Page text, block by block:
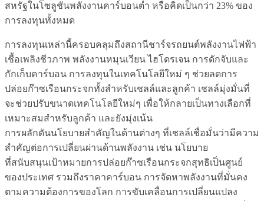
สหรัฐในโซลูชันพลังงานคาร์บอนต่ำ หรือคิดเป็นกว่า 23% ของ
การลงทุนทั้งหมด
การลงทุนเหล่านี้ครอบคลุมถึงสถานีชาร์จรถยนต์พลังงานไฟฟ้า
เชื้อเพลิงชีวภาพ พลังงานหมุนเวียน ไฮโดรเจน การดักจับและ
กักเก็บคาร์บอน การลงทุนในเทคโนโลยีใหม่ ๆ ช่วยลดการ
ปล่อยก๊าซเรือนกระจกทั้งสำหรับเชลล์และลูกค้า เชลล์มุ่งมั่นที่
จะช่วยปรับขนาดเทคโนโลยีใหม่ๆ เพื่อให้กลายเป็นทางเลือกที่
เหมาะสมสำหรับลูกค้า และยังมุ่งเน้น
การผลักดันนโยบายสำคัญในด้านต่างๆ ที่เชลล์เชื่อมั่นว่ามีความ
สำคัญต่อการเปลี่ยนผ่านด้านพลังงาน เช่น นโยบาย
ที่สนับสนุนเป้าหมายการปล่อยก๊าซเรือนกระจกสุทธิเป็นศูนย์
ของประเทศ รวมถึงราคาคาร์บอน การจัดหาพลังงานที่มั่นคง
ตามความต้องการของโลก การขับเคลื่อนการเปลี่ยนแปลง